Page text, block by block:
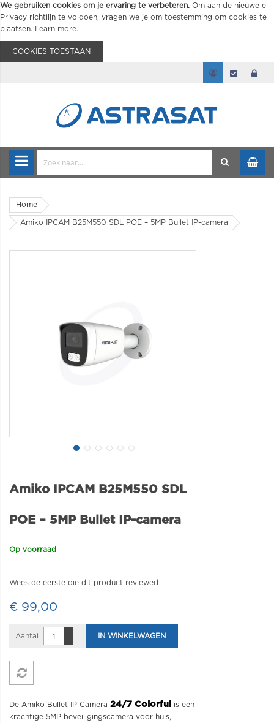
We gebruiken cookies om je ervaring te verbeteren. Om aan de nieuwe e-
Privacy richtlijn te voldoen, vragen we je om toestemming om cookies te
plaatsen.
Learn more.
COOKIES TOESTAAN
Home
Amiko IPCAM B25M550 SDL POE – 5MP Bullet IP-camera
Amiko IPCAM B25M550 SDL
POE – 5MP Bullet IP-camera
Op voorraad
Wees de eerste die dit product reviewed
€ 99,00
Aantal IN WINKELWAGEN
De Amiko Bullet IP Camera 24/7 Colorful
is een
krachtige 5MP beveiligingscamera voor huis,